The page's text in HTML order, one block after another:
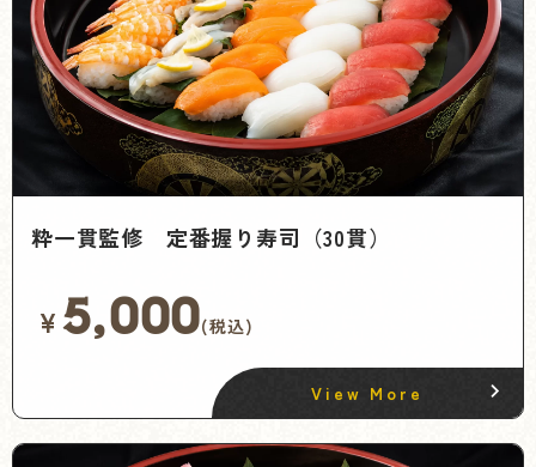
粋一貫監修 定番握り寿司（30貫）
¥5,000(税込)
View More